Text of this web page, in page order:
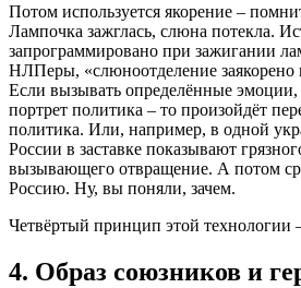
Потом используется якорение –
Лампочка зажглась, слюна потекла.
запрограммировано при зажигании
НЛПеры, «слюноотделение заякорено
Если вызывать определённые эмоции,
портрет политика – то произойдёт
политика. Или, например, в одной
России в заставке показывают
вызывающего отвращение. А потом
Россию. Ну, вы поняли, зачем.
Четвёртый принцип этой технологии
4. Образ союзников и